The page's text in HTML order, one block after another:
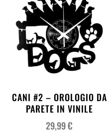
CANI #2 – OROLOGIO DA
PARETE IN VINILE
29,99€